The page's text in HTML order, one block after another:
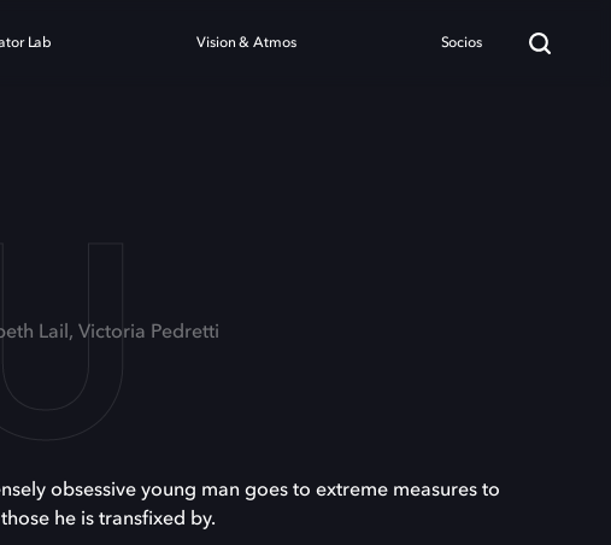
Lab Vision & Atmos Socios
Lail, Victoria Pedretti
obsessive young man goes to extreme measures to
he is transfixed by.